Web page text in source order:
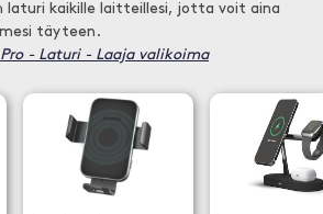
laturi kaikille laitteillesi, jotta voit aina
täyteen.
- Laturi - Laaja valikoima